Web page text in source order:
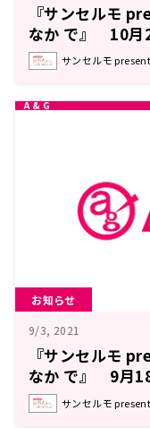
『サンセルモ
なか で』 10月
戸衣吹さんがウ
ト出演！
サンセルモ
お知らせ
9/3, 2021
『サンセルモ
なか で』 9月
Machicoさんが
ゲスト出演！
サンセルモ